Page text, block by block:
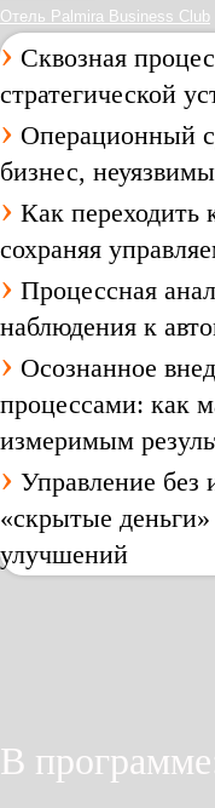
Отель Palmira Business Club
› Сквозная
стратегической
› Операционный
бизнес,
› Как переходить
сохраняя
› Процессная
наблюдения к
› Осознанное
процессами: как
измеримым
› Управление без
«скрытые
улучшений
В